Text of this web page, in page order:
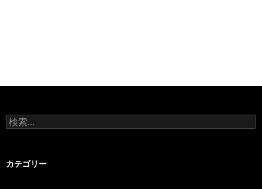
検
索:
カテゴリー